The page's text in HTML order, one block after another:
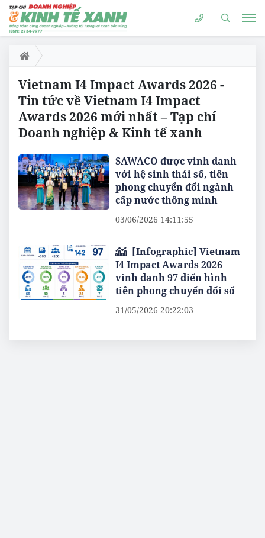
Vietnam I4 Impact Awards 2026 -
Tin tức về Vietnam I4 Impact
Awards 2026 mới nhất – Tạp chí
Doanh nghiệp & Kinh tế xanh
SAWACO được vinh danh
với hệ sinh thái số, tiên
phong chuyển đổi ngành
cấp nước thông minh
03/06/2026 14:11:55
[Infographic] Vietnam
I4 Impact Awards 2026
vinh danh 97 điển hình
tiên phong chuyển đổi số
31/05/2026 20:22:03